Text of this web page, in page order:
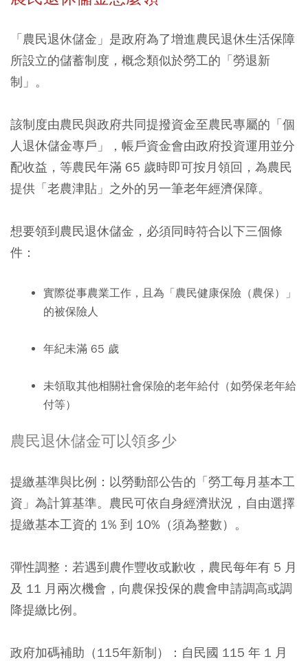
「農民退休儲金」是政府為了增進農民退休生活保障
所設立的儲蓄制度，概念類似於勞工的「勞退新
制」。
該制度由農民與政府共同提撥資金至農民專屬的「個
人退休儲金專戶」，帳戶資金會由政府投資運用並分
配收益，等農民年滿 65 歲時即可按月領回，為農民
提供「老農津貼」之外的另一筆老年經濟保障。
想要領到農民退休儲金，必須同時符合以下三個條
件：
實際從事農業工作，且為「農民健康保險（農保）」
的被保險人
年紀未滿 65 歲
未領取其他相關社會保險的老年給付（如勞保老年給
付等）
農民退休儲金可以領多少
提繳基準與比例：以勞動部公告的「勞工每月基本工
資」為計算基準。農民可依自身經濟狀況，自由選擇
提繳基本工資的 1% 到 10%（須為整數）。
彈性調整：若遇到農作豐收或歉收，農民每年有 5 月
及 11 月兩次機會，向農保投保的農會申請調高或調
降提繳比例。
政府加碼補助（115年新制）：自民國 115 年 1 月